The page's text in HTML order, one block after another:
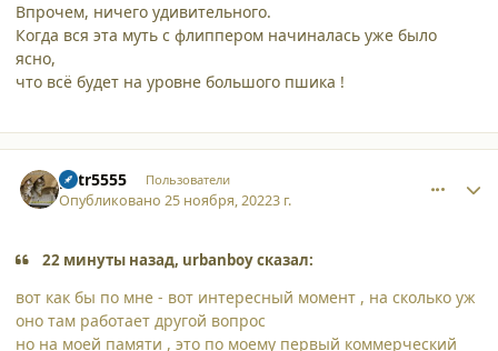
Впрочем, ничего удивительного.
Когда вся эта муть с флиппером начиналась уже было
ясно,
что всё будет на уровне большого пшика !
petr5555 Пользователи
Опубликовано25 ноября, 20223 г.
22 минуты назад, urbanboy сказал:
вот как бы по мне - вот интересный момент , на сколько уж
оно там работает другой вопрос
но на моей памяти , это по моему первый коммерческий